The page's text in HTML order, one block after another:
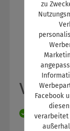
zu
Facebook
verarbeitet